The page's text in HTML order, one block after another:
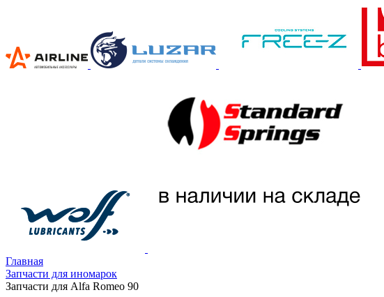
Главная
Запчасти для иномарок
Запчасти для Alfa Romeo 90